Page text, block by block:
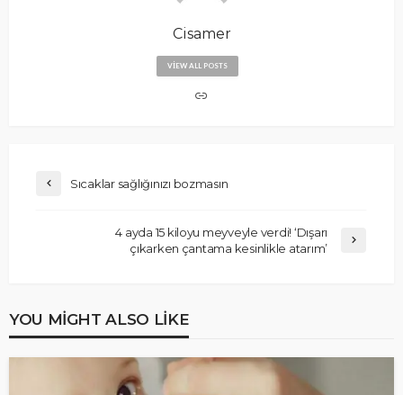
Cisamer
VIEW ALL POSTS
Sıcaklar sağlığınızı bozmasın
4 ayda 15 kiloyu meyveyle verdi! ‘Dışarı
çıkarken çantama kesinlikle atarım’
YOU MIGHT ALSO LIKE